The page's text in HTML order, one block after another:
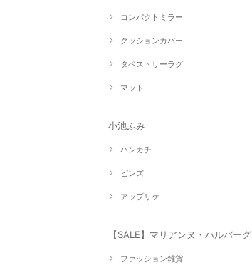
コンパクトミラー
クッションカバー
タペストリーラグ
マット
小池ふみ
ハンカチ
ピンズ
アップリケ
【SALE】マリアンヌ・ハルバーグ
ファッション雑貨